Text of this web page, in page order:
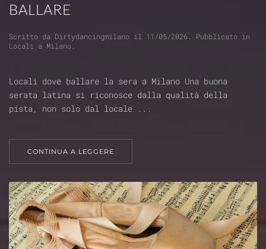
BALLARE
Scritto da Dirtydancingmilano il 11/05/2026 . Pubblicato in
Locali a Milano.
Locali dove ballare la sera a Milano Una buona
serata latina si riconosce dalla qualità della
pista, non solo dal locale ...
CONTINUA A LEGGERE